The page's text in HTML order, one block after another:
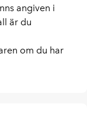
angiven i
är du
om du har